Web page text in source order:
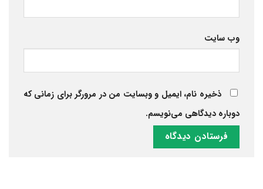
وب‌ سایت
ذخیره نام، ایمیل و وبسایت من در مرورگر برای زمانی که
دوباره دیدگاهی می‌نویسم.